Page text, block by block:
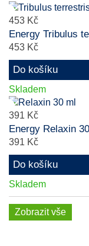
453 Kč
Energy Tribulus
453 Kč
Do košíku
Skladem
391 Kč
Energy Relaxin
391 Kč
Do košíku
Skladem
Zobrazit vše